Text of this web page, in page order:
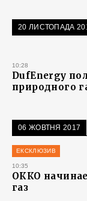
20 ЛИСТОПАДА
10:28
DufEnergy
природного
06 ЖОВТНЯ 2017
ЕКСКЛЮЗИВ
10:35
ОККО
газ